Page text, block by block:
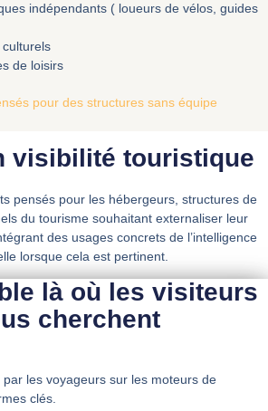
indépendants ( loueurs de vélos, guides
de loisirs
pour des structures sans équipe
visibilité touristique
pensés pour les hébergeurs, structures de
du tourisme souhaitant externaliser leur
des usages concrets de l’intelligence
lorsque cela est pertinent.
là où les visiteurs
cherchent
les voyageurs sur les moteurs de
clés.